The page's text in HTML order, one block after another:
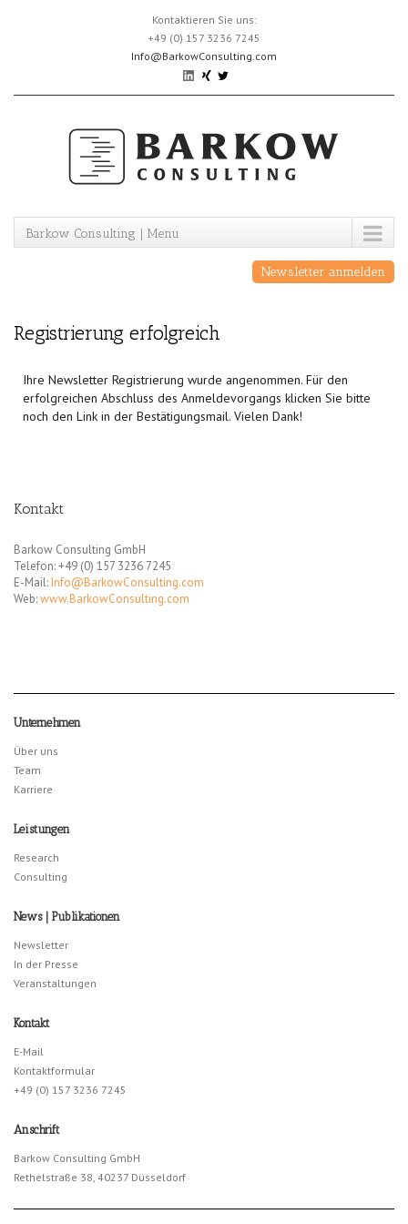
Kontaktieren Sie uns:
+49 (0) 157 3236 7245
Info@BarkowConsulting.com
Barkow Consulting | Menu
Newsletter anmelden
Registrierung erfolgreich
Ihre Newsletter Registrierung wurde angenommen. Für den
erfolgreichen Abschluss des Anmeldevorgangs klicken Sie bitte
noch den Link in der Bestätigungsmail. Vielen Dank!
Kontakt
Barkow Consulting GmbH
Telefon: +49 (0) 157 3236 7245
E-Mail: Info@BarkowConsulting.com
Web:www.BarkowConsulting.com
Unternehmen
Über uns
Team
Karriere
Leistungen
Research
Consulting
News | Publikationen
Newsletter
In der Presse
Veranstaltungen
Kontakt
E-Mail
Kontaktformular
+49 (0) 157 3236 7245
Anschrift
Barkow Consulting GmbH
Rethelstraße 38, 40237 Düsseldorf